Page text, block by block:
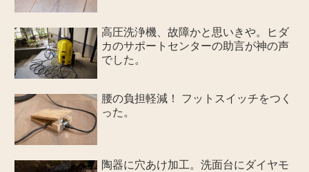
高圧洗浄機、故障かと思いきや。ヒダ
カのサポートセンターの助言が神の声
でした。
腰の負担軽減！ フットスイッチをつく
った。
陶器に穴あけ加工。洗面台にダイヤモ